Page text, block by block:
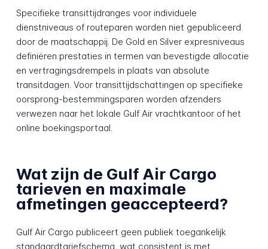
Specifieke transittijdranges voor individuele
dienstniveaus of routeparen worden niet gepubliceerd
door de maatschappij. De Gold en Silver expresniveaus
definiëren prestaties in termen van bevestigde allocatie
en vertragingsdrempels in plaats van absolute
transitdagen. Voor transittijdschattingen op specifieke
oorsprong-bestemmingsparen worden afzenders
verwezen naar het lokale Gulf Air vrachtkantoor of het
online boekingsportaal.
Wat zijn de Gulf Air Cargo
tarieven en maximale
afmetingen geaccepteerd?
Gulf Air Cargo publiceert geen publiek toegankelijk
standaardtariefschema, wat consistent is met